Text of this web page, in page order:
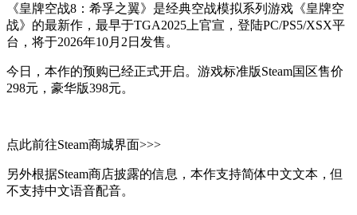
《皇牌空战8：希孚之翼》是经典空战模拟系列游戏《皇牌空
战》的最新作，最早于TGA2025上官宣，登陆PC/PS5/XSX平
台，将于2026年10月2日发售。
今日，本作的预购已经正式开启。游戏标准版Steam国区售价
298元，豪华版398元。
点此前往Steam商城界面>>>
另外根据Steam商店披露的信息，本作支持简体中文文本，但
不支持中文语音配音。